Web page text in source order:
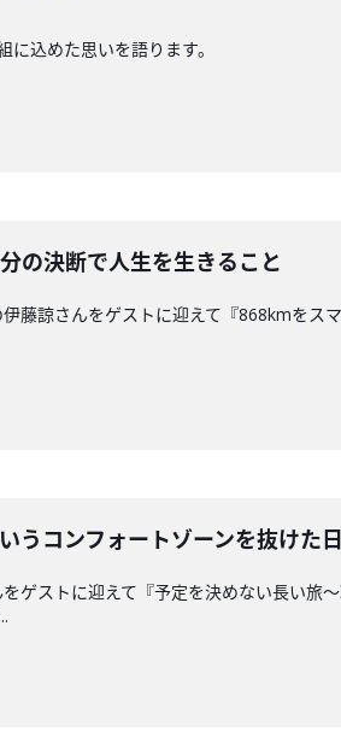
込めた思いを語ります。
の決断で人生を生きること
藤諒さんをゲストに迎えて『868kmをス
うコンフォートゾーンを抜けた
ゲストに迎えて『予定を決めない長い旅